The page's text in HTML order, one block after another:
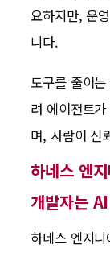
요하지만, 운
니다.
도구를 줄이
려 에이전트
며, 사람이 신
하네스 엔
개발자는
하네스 엔지